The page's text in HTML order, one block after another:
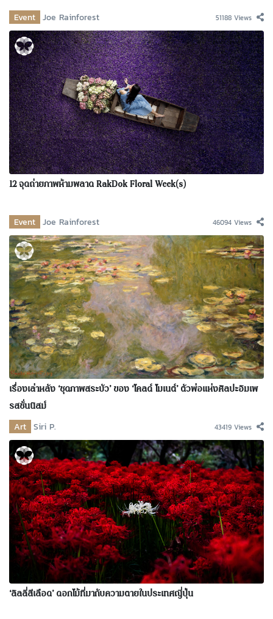
Event Joe Rainforest 51188 Views
12 จุดถ่ายภาพห้ามพลาด RakDok Floral Week(s)
Event Joe Rainforest 46094 Views
เรื่องเล่าหลัง ‘ชุดภาพสระบัว’ ของ ‘โคลด์ โมเนต์’ ตัวพ่อแห่งศิลปะอิมเพ
รสชั่นนิสม์
Art Siri P. 43419 Views
‘ลิลลี่สีเลือด’ ดอกไม้ที่มากับความตายในประเทศญี่ปุ่น